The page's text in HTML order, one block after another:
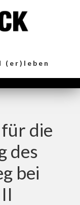
(er)leben
die
des
bei